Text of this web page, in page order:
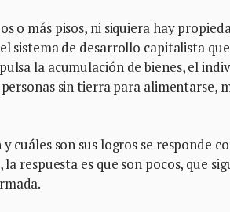
o más pisos, ni siquiera hay
sistema de desarrollo capitalista
la acumulación de bienes, el
sin tierra para alimentarse,
cuáles son sus logros se responde
respuesta es que son pocos, que